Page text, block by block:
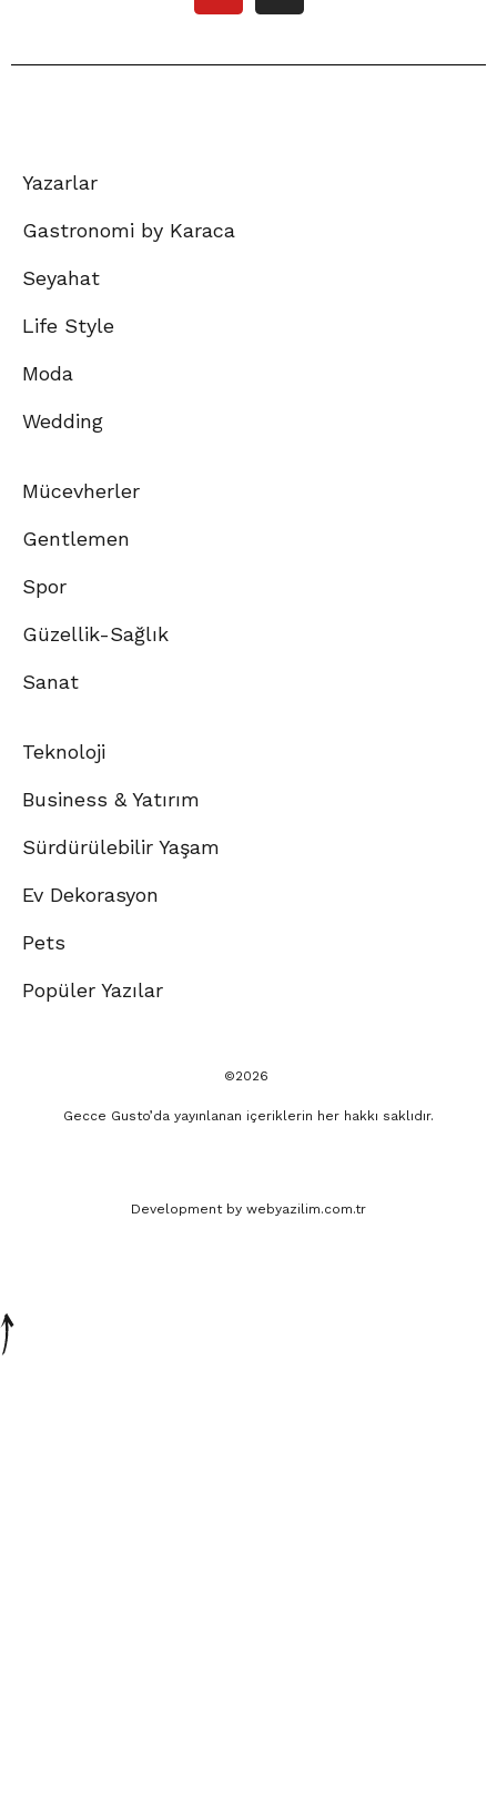
Yazarlar
Gastronomi by Karaca
Seyahat
Life Style
Moda
Wedding
Mücevherler
Gentlemen
Spor
Güzellik-Sağlık
Sanat
Teknoloji
Business & Yatırım
Sürdürülebilir Yaşam
Ev Dekorasyon
Pets
Popüler Yazılar
©2026
Gecce Gusto’da yayınlanan içeriklerin her hakkı saklıdır.
Development by webyazilim.com.tr